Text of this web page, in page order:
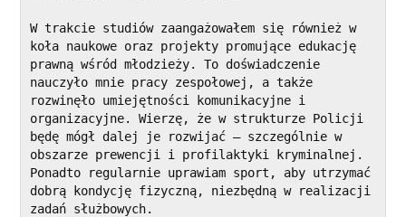
W trakcie studiów zaangażowałem się również w
koła naukowe oraz projekty promujące edukację
prawną wśród młodzieży. To doświadczenie
nauczyło mnie pracy zespołowej, a także
rozwinęło umiejętności komunikacyjne i
organizacyjne. Wierzę, że w strukturze Policji
będę mógł dalej je rozwijać – szczególnie w
obszarze prewencji i profilaktyki kryminalnej.
Ponadto regularnie uprawiam sport, aby utrzymać
dobrą kondycję fizyczną, niezbędną w realizacji
zadań służbowych.